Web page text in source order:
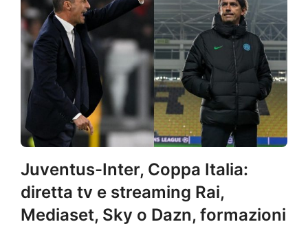
Juventus-Inter, Coppa Italia:
diretta tv e streaming Rai,
Mediaset, Sky o Dazn, formazioni